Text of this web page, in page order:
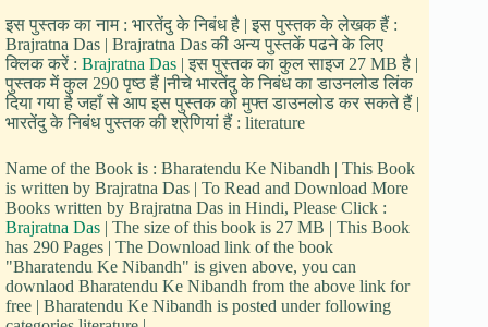
इस पुस्तक का नाम : भारतेंदु के निबंध है | इस पुस्तक के लेखक हैं :
Brajratna Das | Brajratna Das की अन्य पुस्तकें पढने के लिए
क्लिक करें : Brajratna Das | इस पुस्तक का कुल साइज 27 MB है |
पुस्तक में कुल 290 पृष्ठ हैं |नीचे भारतेंदु के निबंध का डाउनलोड लिंक
दिया गया है जहाँ से आप इस पुस्तक को मुफ्त डाउनलोड कर सकते हैं |
भारतेंदु के निबंध पुस्तक की श्रेणियां हैं : literature
Name of the Book is : Bharatendu Ke Nibandh | This Book
is written by Brajratna Das | To Read and Download More
Books written by Brajratna Das in Hindi, Please Click :
Brajratna Das | The size of this book is 27 MB | This Book
has 290 Pages | The Download link of the book
"Bharatendu Ke Nibandh" is given above, you can
downlaod Bharatendu Ke Nibandh from the above link for
free | Bharatendu Ke Nibandh is posted under following